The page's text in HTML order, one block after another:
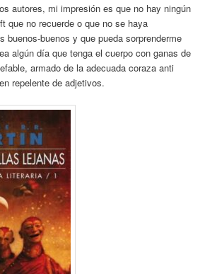
autores, mi impresión es que no hay ningún
que no recuerde o que no se haya
buenos-buenos y que pueda sorprenderme
algún día que tenga el cuerpo con ganas de
armado de la adecuada coraza anti
repelente de adjetivos.